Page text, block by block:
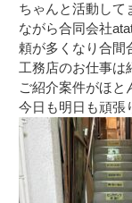
ちゃんと活動して
ながら合同会社
頼が多くなり合間
工務店のお仕事は
ご紹介案件がほと
今日も明日も頑張